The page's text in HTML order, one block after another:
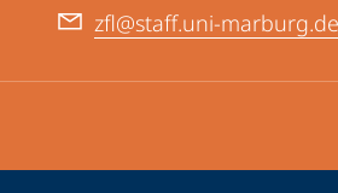
zfl@staff.uni-marburg.de